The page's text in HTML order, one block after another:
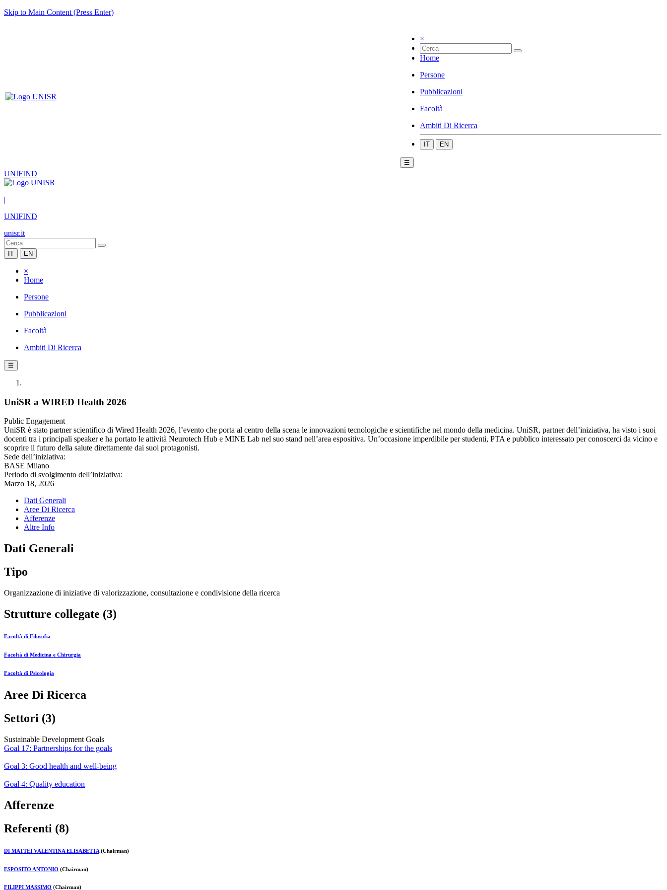
Skip to Main Content (Press Enter)
×
Home
Persone
Pubblicazioni
Facoltà
Ambiti Di Ricerca
IT EN
☰
UNIFIND
|
UNIFIND
unisr.it
IT EN
×
Home
Persone
Pubblicazioni
Facoltà
Ambiti Di Ricerca
☰
UniSR a WIRED Health 2026
Public Engagement
UniSR è stato partner scientifico di Wired Health 2026, l’evento che porta al centro della scena le innovazioni tecnologiche e scientifiche nel mondo della medicina. UniSR, partner dell’iniziativa, ha visto i suoi
docenti tra i principali speaker e ha portato le attività Neurotech Hub e MINE Lab nel suo stand nell’area espositiva. Un’occasione imperdibile per studenti, PTA e pubblico interessato per conoscerci da vicino e
scoprire il futuro della salute direttamente dai suoi protagonisti.
Sede dell’iniziativa:
BASE Milano
Periodo di svolgimento dell’iniziativa:
Marzo 18, 2026
Dati Generali
Aree Di Ricerca
Afferenze
Altre Info
Dati Generali
Tipo
Organizzazione di iniziative di valorizzazione, consultazione e condivisione della ricerca
Strutture collegate (3)
Facoltà di Filosofia
Facoltà di Medicina e Chirurgia
Facoltà di Psicologia
Aree Di Ricerca
Settori (3)
Sustainable Development Goals
Goal 17: Partnerships for the goals
Goal 3: Good health and well-being
Goal 4: Quality education
Afferenze
Referenti (8)
DI MATTEI VALENTINA ELISABETTA (Chairman)
ESPOSITO ANTONIO (Chairman)
FILIPPI MASSIMO (Chairman)